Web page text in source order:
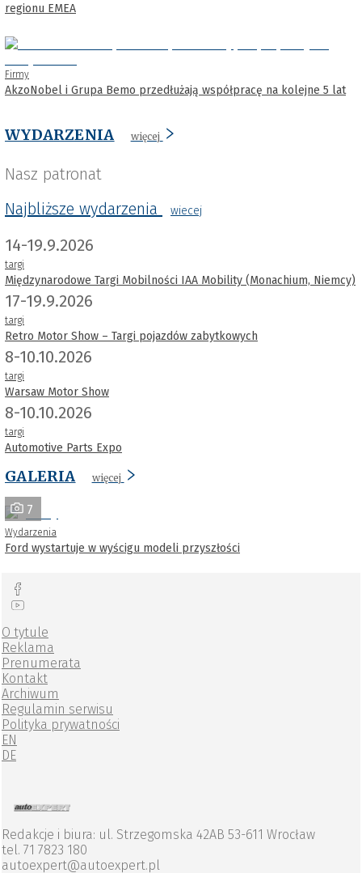
regionu EMEA
Firmy
AkzoNobel i Grupa Bemo przedłużają współpracę na kolejne 5 lat
WYDARZENIA więcej
Nasz patronat
Najbliższe wydarzenia
wiecej
14-19.9.2026
targi
Międzynarodowe Targi Mobilności IAA Mobility (Monachium, Niemcy)
17-19.9.2026
targi
Retro Motor Show – Targi pojazdów zabytkowych
8-10.10.2026
targi
Warsaw Motor Show
8-10.10.2026
targi
Automotive Parts Expo
GALERIA więcej
7
Wydarzenia
Ford wystartuje w wyścigu modeli przyszłości
O tytule
Reklama
Prenumerata
Kontakt
Archiwum
Regulamin serwisu
Polityka prywatności
EN
DE
Redakcje i biura: ul. Strzegomska 42AB 53-611 Wrocław
tel. 71 7823 180
autoexpert@autoexpert.pl